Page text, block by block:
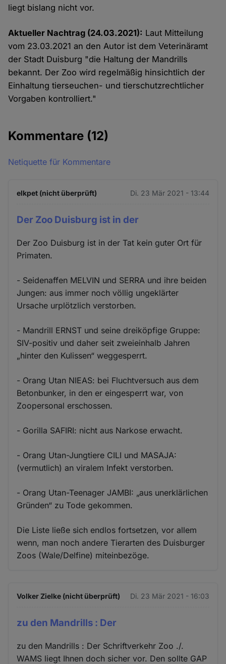
liegt bislang nicht vor.
Aktueller Nachtrag (24.03.2021): Laut Mitteilung
vom 23.03.2021 an den Autor ist dem Veterinäramt
der Stadt Duisburg "die Haltung der Mandrills
bekannt. Der Zoo wird regelmäßig hinsichtlich der
Einhaltung tierseuchen- und tierschutzrechtlicher
Vorgaben kontrolliert."
Kommentare (12)
Netiquette für Kommentare
elkpet (nicht überprüft) Di. 23 Mär 2021 - 13:44
Der Zoo Duisburg ist in der
Der Zoo Duisburg ist in der Tat kein guter Ort für
Primaten.
- Seidenaffen MELVIN und SERRA und ihre beiden
Jungen: aus immer noch völlig ungeklärter
Ursache urplötzlich verstorben.
- Mandrill ERNST und seine dreiköpfige Gruppe:
SIV-positiv und daher seit zweieinhalb Jahren
„hinter den Kulissen“ weggesperrt.
- Orang Utan NIEAS: bei Fluchtversuch aus dem
Betonbunker, in den er eingesperrt war, von
Zoopersonal erschossen.
- Gorilla SAFIRI: nicht aus Narkose erwacht.
- Orang Utan-Jungtiere CILI und MASAJA:
(vermutlich) an viralem Infekt verstorben.
- Orang Utan-Teenager JAMBI: „aus unerklärlichen
Gründen“ zu Tode gekommen.
Die Liste ließe sich endlos fortsetzen, vor allem
wenn, man noch andere Tierarten des Duisburger
Zoos (Wale/Delfine) miteinbezöge.
Volker Zielke (nicht überprüft) Di. 23 Mär 2021 - 16:03
zu den Mandrills : Der
zu den Mandrills : Der Schriftverkehr Zoo ./.
WAMS liegt Ihnen doch sicher vor. Den sollte GAP